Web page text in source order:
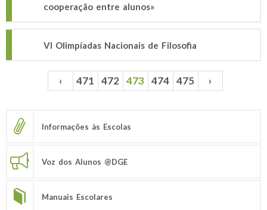
cooperação entre alunos»
VI Olimpíadas Nacionais de Filosofia
Páginas ‹ 471 472 473 474 475 ›
Informações às Escolas
Voz dos Alunos @DGE
Manuais Escolares